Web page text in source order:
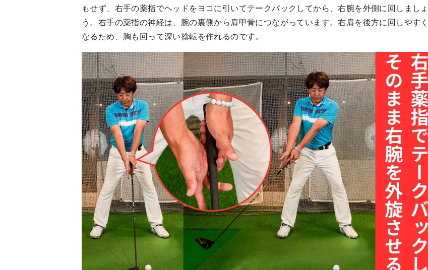
もせず、右手の薬指でヘッドをヨコに引いてテークバックしてから、右腕を外側に回しましょ
う。右手の薬指の神経は、腕の裏側から肩甲骨につながっています。右肩を後方に回しやすく
なるため、胸も回って深い捻転を作れるのです。